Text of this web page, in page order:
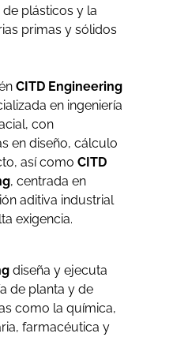
plásticos y la
primas y sólidos
CITD Engineering
en ingeniería
con
en diseño, cálculo
así como CITD
, centrada en
aditiva industrial
exigencia.
diseña y ejecuta
de planta y de
como la química,
farmacéutica y